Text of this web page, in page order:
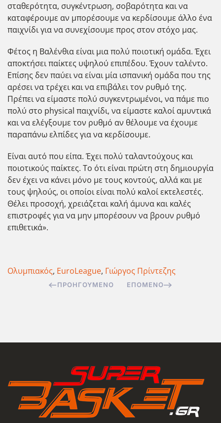
σταθερότητα, συγκέντρωση, σοβαρότητα και να
καταφέρουμε αν μπορέσουμε να κερδίσουμε άλλο ένα
παιχνίδι για να συνεχίσουμε προς στον στόχο μας.
Φέτος η Βαλένθια είναι μια πολύ ποιοτική ομάδα. Έχει
αποκτήσει παίκτες υψηλού επιπέδου. Έχουν ταλέντο.
Επίσης δεν παύει να είναι μία ισπανική ομάδα που της
αρέσει να τρέχει και να επιβάλει τον ρυθμό της.
Πρέπει να είμαστε πολύ συγκεντρωμένοι, να πάμε πιο
πολύ στο physical παιχνίδι, να είμαστε καλοί αμυντικά
και να ελέγξουμε τον ρυθμό αν θέλουμε να έχουμε
παραπάνω ελπίδες για να κερδίσουμε.
Είναι αυτό που είπα. Έχει πολύ ταλαντούχους και
ποιοτικούς παίκτες. Το ότι είναι πρώτη στη δημιουργία
δεν έχει να κάνει μόνο με τους κοντούς, αλλά και με
τους ψηλούς, οι οποίοι είναι πολύ καλοί εκτελεστές.
Θέλει προσοχή, χρειάζεται καλή άμυνα και καλές
επιστροφές για να μην μπορέσουν να βρουν ρυθμό
επιθετικά».
Ολυμπιακός, EuroLeague, Γιώργος Πρίντεζης
ΠΡΟΗΓΟΎΜΕΝΟ ΕΠΌΜΕΝΟ